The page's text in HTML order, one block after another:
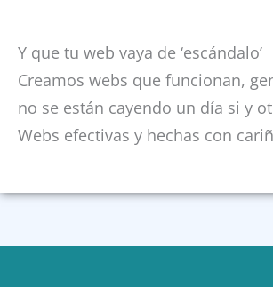
Y que tu web vaya de ‘escándalo’
Creamos webs que funcionan,
no se están cayendo un día si y
Webs efectivas y hechas con